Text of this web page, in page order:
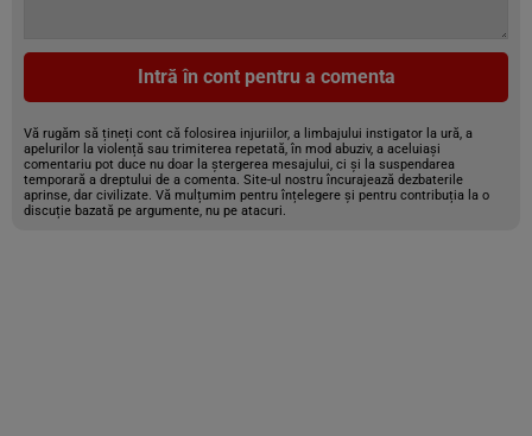
Intră în cont pentru a comenta
Vă rugăm să țineți cont că folosirea injuriilor, a limbajului instigator la ură, a
apelurilor la violență sau trimiterea repetată, în mod abuziv, a aceluiași
comentariu pot duce nu doar la ștergerea mesajului, ci și la suspendarea
temporară a dreptului de a comenta. Site-ul nostru încurajează dezbaterile
aprinse, dar civilizate. Vă mulțumim pentru înțelegere și pentru contribuția la o
discuție bazată pe argumente, nu pe atacuri.